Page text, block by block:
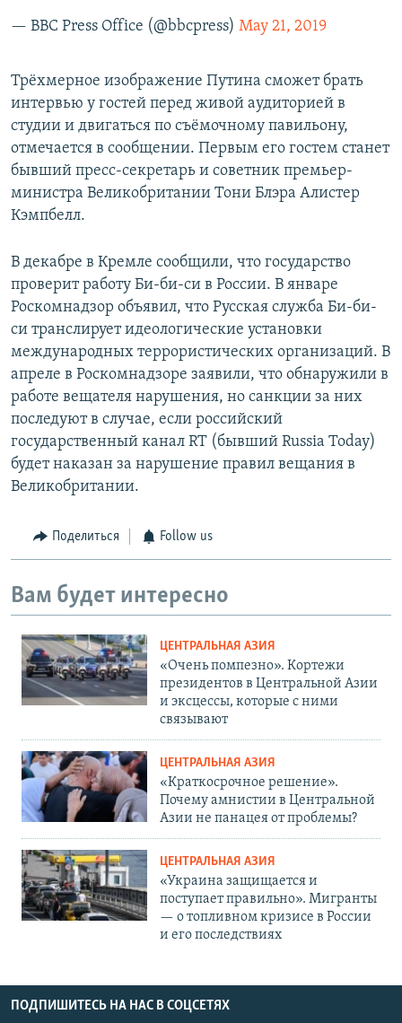
— BBC Press Office (@bbcpress) May 21, 2019
Трёхмерное изображение Путина сможет брать
интервью у гостей перед живой аудиторией в
студии и двигаться по съёмочному павильону,
отмечается в сообщении. Первым его гостем станет
бывший пресс-секретарь и советник премьер-
министра Великобритании Тони Блэра Алистер
Кэмпбелл.
В декабре в Кремле сообщили, что государство
проверит работу Би-би-си в России. В январе
Роскомнадзор объявил, что Русская служба Би-би-
си транслирует идеологические установки
международных террористических организаций. В
апреле в Роскомнадзоре заявили, что обнаружили в
работе вещателя нарушения, но санкции за них
последуют в случае, если российский
государственный канал RT (бывший Russia Today)
будет наказан за нарушение правил вещания в
Великобритании.
Поделиться Follow us
Вам будет интересно
ЦЕНТРАЛЬНАЯ АЗИЯ
«Очень помпезно». Кортежи
президентов в Центральной Азии
и эксцессы, которые с ними
связывают
ЦЕНТРАЛЬНАЯ АЗИЯ
«Краткосрочное решение».
Почему амнистии в Центральной
Азии не панацея от проблемы?
ЦЕНТРАЛЬНАЯ АЗИЯ
«Украина защищается и
поступает правильно». Мигранты
— о топливном кризисе в России
и его последствиях
ПОДПИШИТЕСЬ НА НАС В СОЦСЕТЯХ